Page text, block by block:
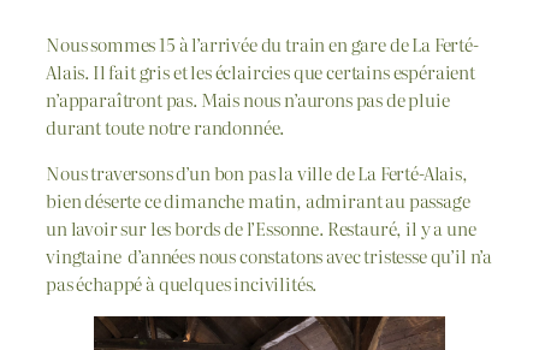
Nous sommes 15 à l’arrivée du train en gare de La Ferté-
Alais. Il fait gris et les éclaircies que certains espéraient
n’apparaîtront pas. Mais nous n’aurons pas de pluie
durant toute notre randonnée.
Nous traversons d’un bon pas la ville de La Ferté-Alais,
bien déserte ce dimanche matin, admirant au passage
un lavoir sur les bords de l’Essonne. Restauré, il y a une
vingtaine d’années nous constatons avec tristesse qu’il n’a
pas échappé à quelques incivilités.